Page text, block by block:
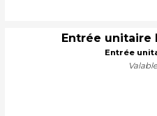
Entrée unitaire
Entrée